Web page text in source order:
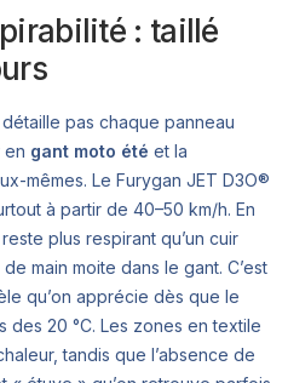
: taillé
pas chaque panneau
en gant moto été et la
mêmes. Le Furygan JET D3O®
à partir de 40–50 km/h. En
plus respirant qu’un cuir
main moite dans le gant. C’est
qu’on apprécie dès que le
des 20 °C. Les zones en textile
tandis que l’absence de